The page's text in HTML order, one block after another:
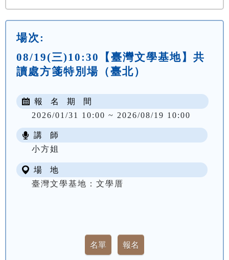
場次:
08/19(三)10:30【臺灣文學基地】共
讀處方箋特別場（臺北）
報 名 期 間
2026/01/31 10:00 ~ 2026/08/19 10:00
講 師
小方姐
場 地
臺灣文學基地：文學厝